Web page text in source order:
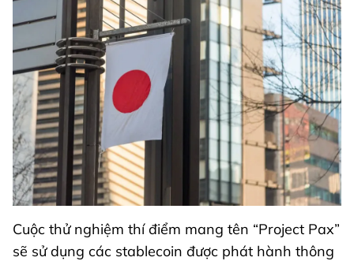
Cuộc thử nghiệm thí điểm mang tên “Project Pax”
sẽ sử dụng các stablecoin được phát hành thông